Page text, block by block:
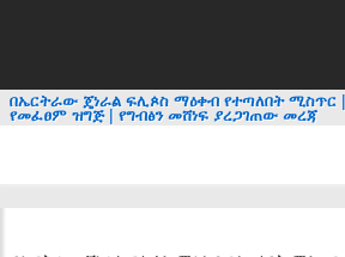
በኤርትራው ጄነራል ፍሊጶስ ማዕቀብ የተጣለበት ሚስጥር
የመፈፀም ዝግጅ | የግብፅን መሸነፍ ያረጋገጠው መረጃ